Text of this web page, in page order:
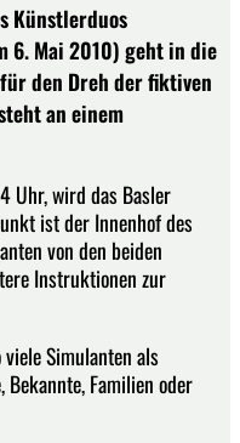
Künstlerduos
6. Mai 2010) geht in die
den Dreh der fiktiven
an einem
Uhr, wird das Basler
ist der Innenhof des
von den beiden
Instruktionen zur
Simulanten als
Bekannte, Familien oder